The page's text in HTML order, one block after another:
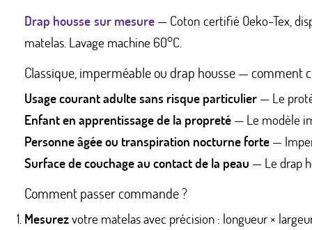
Drap housse sur mesure— Coton certifié Oeko-Tex,
matelas. Lavage machine 60°C.
Classique, imperméable ou drap housse — comment
Usage courant adulte sans risque particulier — Le
Enfant en apprentissage de la propreté — Le modèle
Personne âgée ou transpiration nocturne forte —
Surface de couchage au contact de la peau — Le drap
Comment passer commande ?
Mesurezvotre matelas avec précision : longueur ×